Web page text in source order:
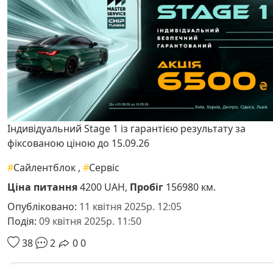
Індивідуальний Stage 1 із гарантією результату за
фіксованою ціною до 15.09.26
#Сайлентблок , #Сервіс
Ціна питання4200 UAH, Пробіг 156980 км.
Опубліковано: 11 квітня 2025р. 12:05
Подія: 09 квітня 2025р. 11:50
38
2 00